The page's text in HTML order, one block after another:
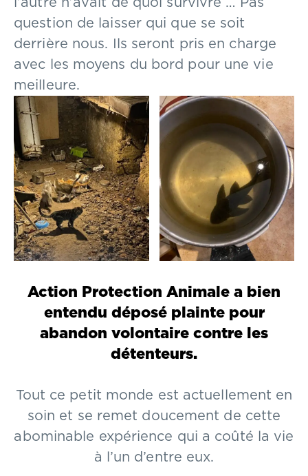
l’autre n’avait de quoi survivre … Pas
question de laisser qui que se soit
derrière nous. Ils seront pris en charge
avec les moyens du bord pour une vie
meilleure.
Action Protection Animale a bien
entendu déposé plainte pour
abandon volontaire contre les
détenteurs.
Tout ce petit monde est actuellement en
soin et se remet doucement de cette
abominable expérience qui a coûté la vie
à l’un d’entre eux.